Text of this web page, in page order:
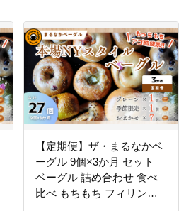
【定期便】ザ・まるなかベ
ーグル 9個×3か月 セット
ベーグル 詰め合わせ 食べ
比べ もちもち フィリング